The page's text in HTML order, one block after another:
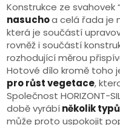
Konstrukce ze svahovek
nasuchoa celá řada je
která je součástí
rovněž i součástí
rozhodující měrou
Hotové dílo kromě toho
pro růst vegetace,
Společnost HORIZONT-
době vyrábíněkolik
může proto uspokojit